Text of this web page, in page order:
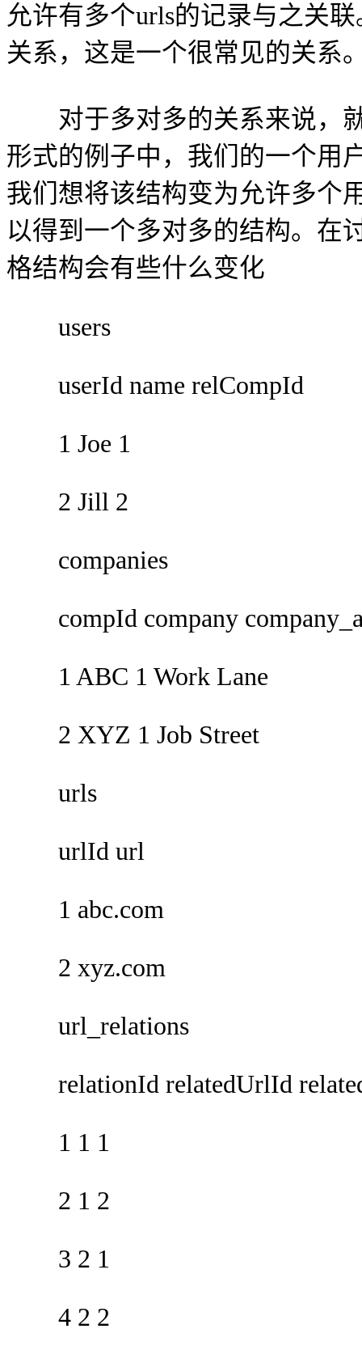
允许有多个urls的记录与之关
关系，这是一个很常见的关系
对于多对多的关系来说，就
形式的例子中，我们的一个用
我们想将该结构变为允许多个
以得到一个多对多的结构。在
格结构会有些什么变化
users
userId name relCompId
1 Joe 1
2 Jill 2
companies
compId company
1 ABC 1 Work Lane
2 XYZ 1 Job Street
urls
urlId url
1 abc.com
2 xyz.com
url_relations
relationId relatedUrlId
1 1 1
2 1 2
3 2 1
4 2 2